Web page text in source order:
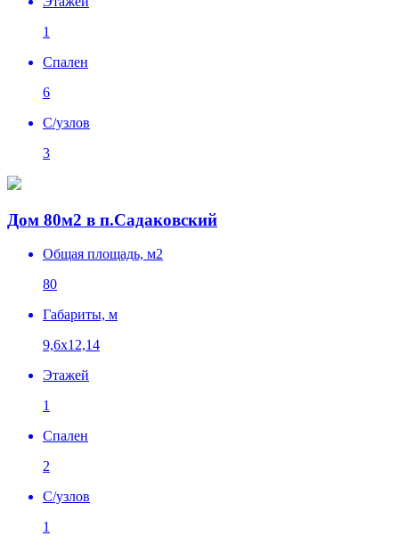
1
Спален
6
C/узлов
3
Дом 80м2 в п.Садаковский
Общая площадь, м2
80
Габариты, м
9,6х12,14
Этажей
1
Спален
2
C/узлов
1